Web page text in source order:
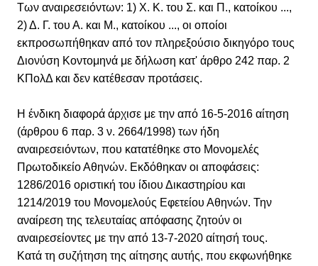
Των αναιρεσειόντων: 1) Χ. Κ. του Σ. και Π., κατοίκου ...,
2) Δ. Γ. του Α. και Μ., κατοίκου ..., οι οποίοι
εκπροσωπήθηκαν από τον πληρεξούσιο δικηγόρο τους
Διονύση Κοντομηνά με δήλωση κατ' άρθρο 242 παρ. 2
ΚΠολΔ και δεν κατέθεσαν προτάσεις.
Η ένδικη διαφορά άρχισε με την από 16-5-2016 αίτηση
(άρθρου 6 παρ. 3 ν. 2664/1998) των ήδη
αναιρεσειόντων, που κατατέθηκε στο Μονομελές
Πρωτοδικείο Αθηνών. Εκδόθηκαν οι αποφάσεις:
1286/2016 οριστική του ίδιου Δικαστηρίου και
1214/2019 του Μονομελούς Εφετείου Αθηνών. Την
αναίρεση της τελευταίας απόφασης ζητούν οι
αναιρεσείοντες με την από 13-7-2020 αίτησή τους.
Κατά τη συζήτηση της αίτησης αυτής, που εκφωνήθηκε